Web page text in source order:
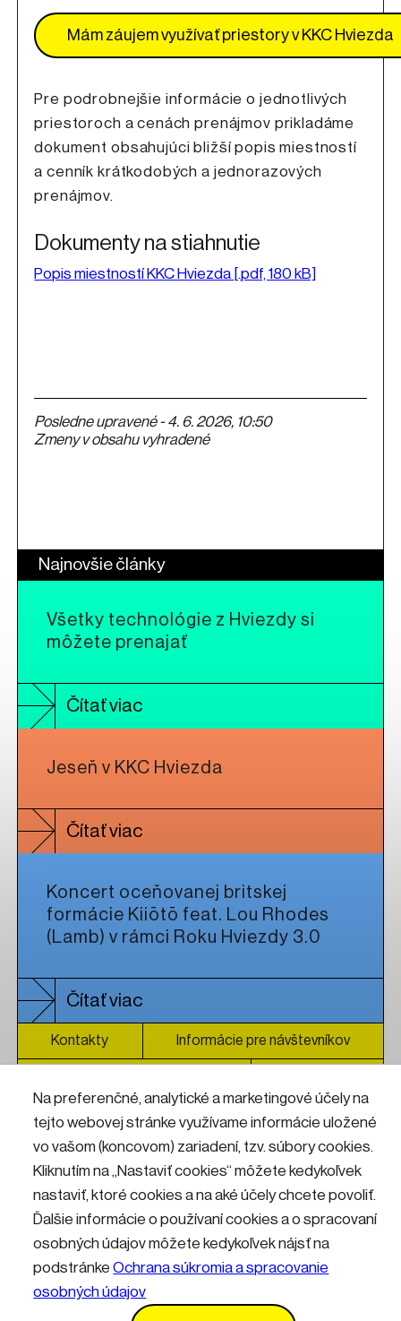
Na preferenčné, analytické a marketingové účely na
tejto webovej stránke využívame informácie uložené
vo vašom (koncovom) zariadení, tzv. súbory cookies.
Kliknutím na „Nastaviť cookies“ môžete kedykoľvek
nastaviť, ktoré cookies a na aké účely chcete povoliť.
Ďalšie informácie o používaní cookies a o spracovaní
osobných údajov môžete kedykoľvek nájsť na
podstránkeOchrana súkromia a spracovanie
osobných údajov
Mám záujem využívať priestory v KKC Hviezda
Pre podrobnejšie informácie o jednotlivých
priestoroch a cenách prenájmov prikladáme
dokument obsahujúci bližší popis miestností
a cenník krátkodobých a jednorazových
prenájmov.
Dokumenty na stiahnutie
Popis miestností KKC Hviezda [.pdf, 180 kB]
Posledne upravené - 4. 6. 2026, 10:50
Zmeny v obsahu vyhradené
Najnovšie články
Všetky technológie z Hviezdy si
môžete prenajať
Čítať viac
Jeseň v KKC Hviezda
Čítať viac
Koncert oceňovanej britskej
formácie Kiiōtō feat. Lou Rhodes
(Lamb) v rámci Roku Hviezdy 3.0
Čítať viac
Kontakty Informácie pre návštevníkov
Nastavenia cookies